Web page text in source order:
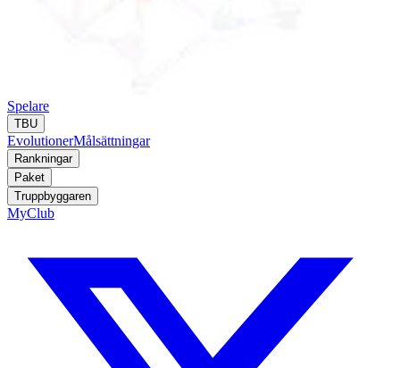
Spelare
TBU
EvolutionerMålsättningar
Rankningar
Paket
Truppbyggaren
MyClub